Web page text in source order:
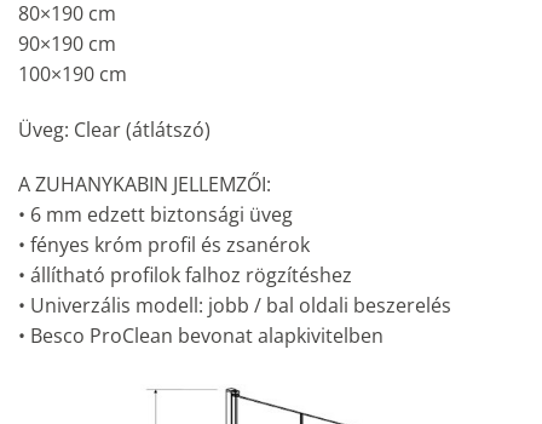
80×190 cm
90×190 cm
100×190 cm
Üveg: Clear (átlátszó)
A ZUHANYKABIN JELLEMZŐI:
• 6 mm edzett biztonsági üveg
• fényes króm profil és zsanérok
• állítható profilok falhoz rögzítéshez
• Univerzális modell: jobb / bal oldali beszerelés
• Besco ProClean bevonat alapkivitelben